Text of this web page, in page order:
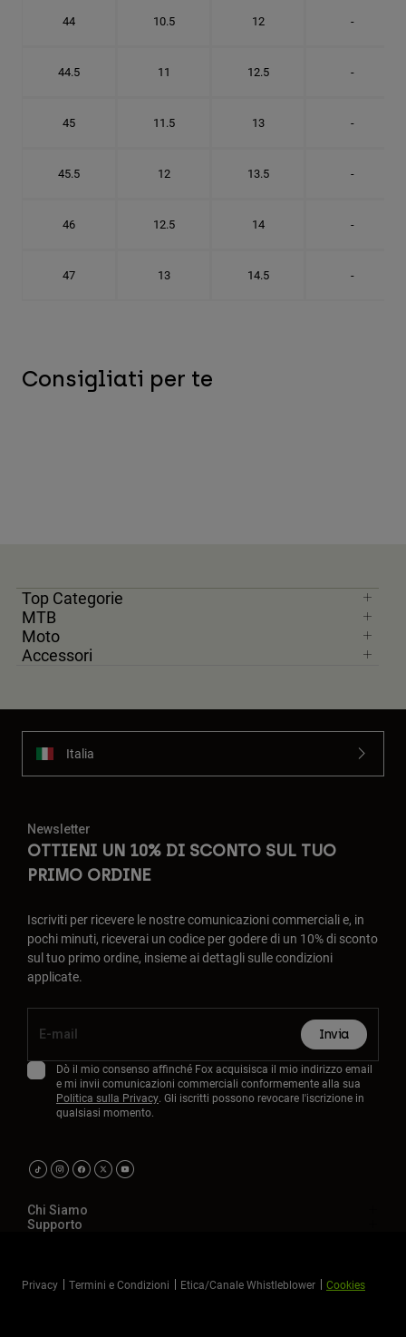
44 10.5 12 -
44.5 11 12.5 -
45 11.5 13 -
45.5 12 13.5 -
46 12.5 14 -
47 13 14.5 -
Consigliati per te
Top Categorie
MTB
Moto
Accessori
Italia
Newsletter
OTTIENI UN 10% DI SCONTO SUL TUO
PRIMO ORDINE
Iscriviti per ricevere le nostre comunicazioni commerciali e, in
pochi minuti, riceverai un codice per godere di un 10% di sconto
sul tuo primo ordine, insieme ai dettagli sulle condizioni
applicate.
Invia
Dò il mio consenso affinché Fox acquisisca il mio indirizzo email
e mi invii comunicazioni commerciali conformemente alla sua
Politica sulla Privacy. Gli iscritti possono revocare l'iscrizione in
qualsiasi momento.
Chi Siamo
Supporto
Privacy Termini e Condizioni Etica/Canale Whistleblower Cookies